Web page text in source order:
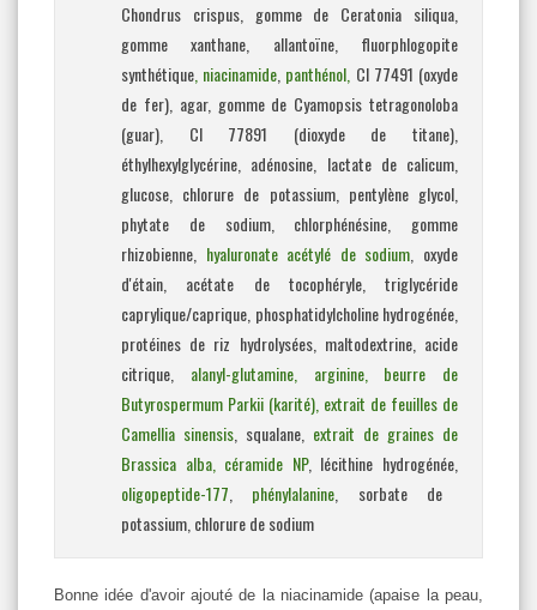
Chondrus crispus, gomme de Ceratonia siliqua,
gomme xanthane, allantoïne, fluorphlogopite
synthétique , niacinamide panthénol, CI 77491 (oxyde
de fer), agar, gomme de Cyamopsis tetragonoloba
(guar), CI 77891 (dioxyde de titane),
éthylhexylglycérine, adénosine, lactate de calicum,
glucose, chlorure de potassium, pentylène glycol,
phytate de sodium, chlorphénésine, gomme
rhizobienne, hyaluronate acétylé de sodium , oxyde
d'étain, acétate de tocophéryle, triglycéride
caprylique/caprique, phosphatidylcholine hydrogénée,
protéines de riz hydrolysées, maltodextrine, acide
citrique, alanyl-glutamine, arginine, beurre de
Butyrospermum Parkii (karité), extrait de feuilles de
Camellia sinensis , squalane, extrait de graines de
Brassica alba, céramide NP, lécithine hydrogénée,
oligopeptide-177
phénylalanine , sorbate de
potassium, chlorure de sodium
Bonne idée d'avoir ajouté de la niacinamide (apaise la peau,